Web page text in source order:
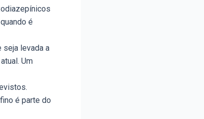
é
seja levada a
Um
é parte do